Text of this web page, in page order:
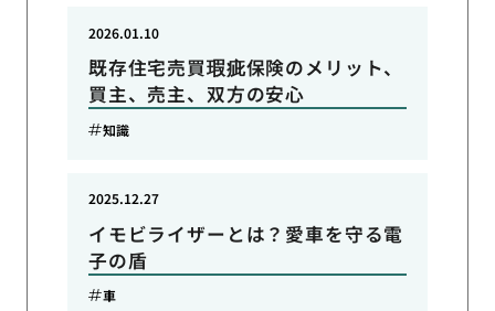
既存住宅売買瑕疵保険のメリット、
買主、売主、双方の安心
2026.01.10
知識
イモビライザーとは？愛車を守る電
子の盾
2025.12.27
車